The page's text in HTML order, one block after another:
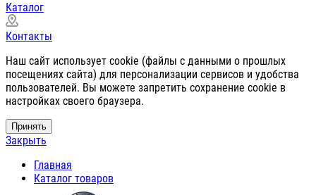
Каталог
Контакты
Наш сайт использует cookie (файлы с данными о прошлых
посещениях сайта) для персонализации сервисов и удобства
пользователей. Вы можете запретить сохранение cookie в
настройках своего браузера.
Принять
Закрыть
Главная
Каталог товаров